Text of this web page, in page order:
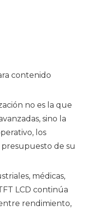
contenido
no es la que
sino la
los
de su
médicas,
LCD continúa
rendimiento,